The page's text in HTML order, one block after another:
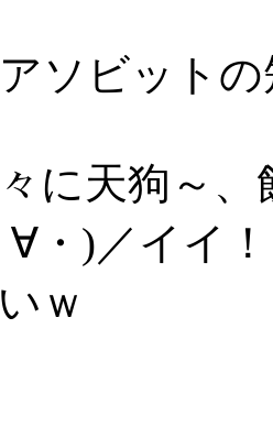
ソビットの
に天狗～
∀・)／イイ
ｗ